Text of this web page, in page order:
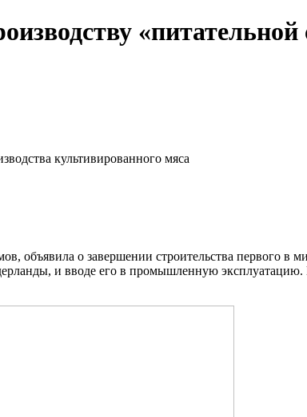
культивированного мяса
объявила о завершении строительства первого в
и вводе его в промышленную эксплуатацию.